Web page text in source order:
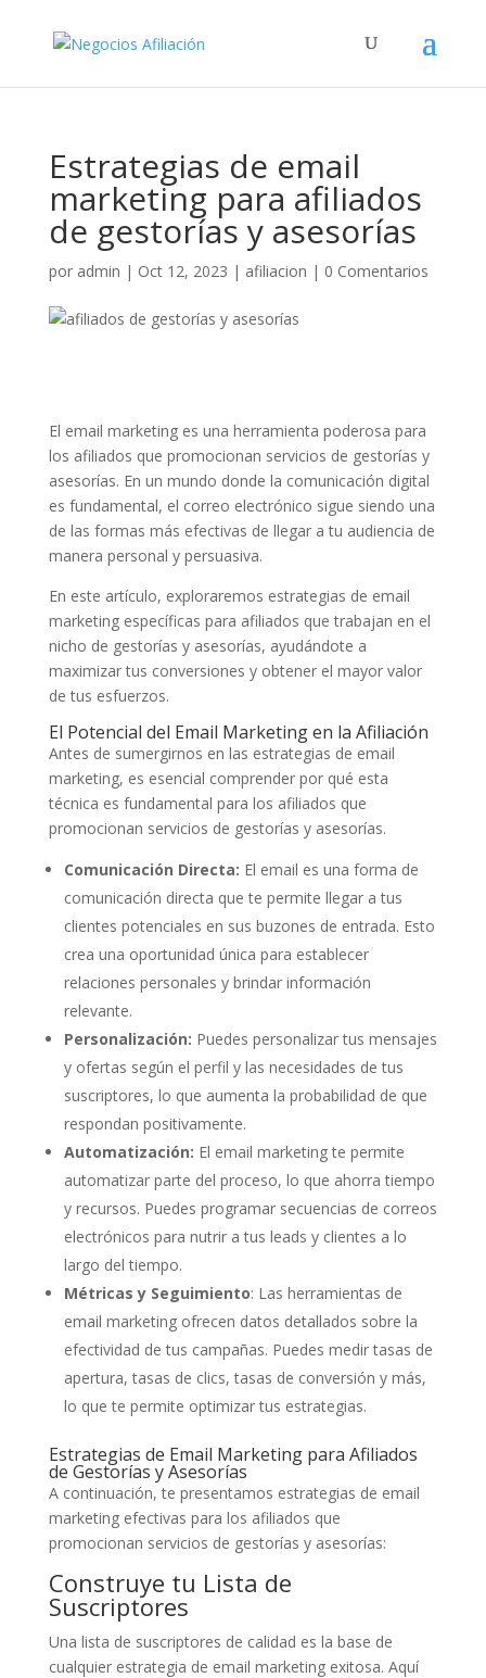
Estrategias de email
marketing para afiliados
de gestorías y asesorías
por admin | Oct 12, 2023 | afiliacion | 0 Comentarios
El email marketing es una herramienta poderosa para
los afiliados que promocionan servicios de gestorías y
asesorías. En un mundo donde la comunicación digital
es fundamental, el correo electrónico sigue siendo una
de las formas más efectivas de llegar a tu audiencia de
manera personal y persuasiva.
En este artículo, exploraremos estrategias de email
marketing específicas para afiliados que trabajan en el
nicho de gestorías y asesorías, ayudándote a
maximizar tus conversiones y obtener el mayor valor
de tus esfuerzos.
El Potencial del Email Marketing en la Afiliación
Antes de sumergirnos en las estrategias de email
marketing, es esencial comprender por qué esta
técnica es fundamental para los afiliados que
promocionan servicios de gestorías y asesorías.
Comunicación Directa: El email es una forma de
comunicación directa que te permite llegar a tus
clientes potenciales en sus buzones de entrada. Esto
crea una oportunidad única para establecer
relaciones personales y brindar información
relevante.
Personalización: Puedes personalizar tus mensajes
y ofertas según el perfil y las necesidades de tus
suscriptores, lo que aumenta la probabilidad de que
respondan positivamente.
Automatización: El email marketing te permite
automatizar parte del proceso, lo que ahorra tiempo
y recursos. Puedes programar secuencias de correos
electrónicos para nutrir a tus leads y clientes a lo
largo del tiempo.
Métricas y Seguimiento: Las herramientas de
email marketing ofrecen datos detallados sobre la
efectividad de tus campañas. Puedes medir tasas de
apertura, tasas de clics, tasas de conversión y más,
lo que te permite optimizar tus estrategias.
Estrategias de Email Marketing para Afiliados
de Gestorías y Asesorías
A continuación, te presentamos estrategias de email
marketing efectivas para los afiliados que
promocionan servicios de gestorías y asesorías:
Construye tu Lista de
Suscriptores
Una lista de suscriptores de calidad es la base de
cualquier estrategia de email marketing exitosa. Aquí